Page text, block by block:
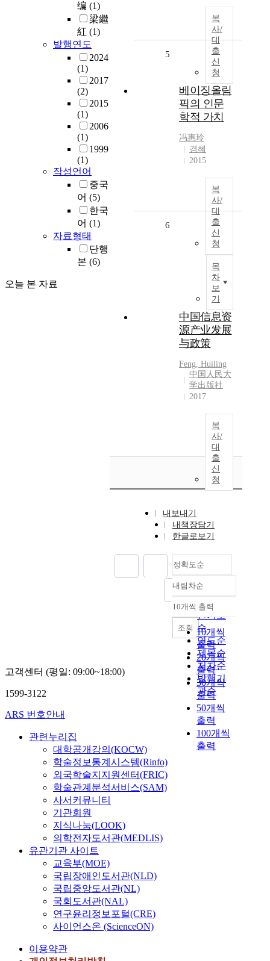
编 (1)
梁繼
紅 (1)
발행연도
2024
(1)
2017
(2)
2015
(1)
2006
(1)
1999
(1)
작성언어
중국
어 (5)
한국
어 (1)
자료형태
단행
본 (6)
오늘 본 자료
복
사/
대
출
신
청
5
베이징올림
픽의 인문
학적 가치
冯惠玲
경혜
2015
복
사/
대
출
신
청
목
차
보
기
6
中国信息资
源产业发展
与政策
Feng, Huiling
中国人民大
学出版社
2017
복
사/
대
출
신
청
내보내기
내책장담기
한글로보기
정확도순
정확도
순
인기도
순
연도순
제목순
저자순
발행기
관순
내림차순
내림차순
10개씩 출력
10개씩
출력
20개씩
출력
30개씩
출력
50개씩
출력
100개씩
출력
조회
고객센터 (평일: 09:00~18:00)
1599-3122
ARS 번호안내
관련누리집
대학공개강의(KOCW)
학술정보통계시스템(Rinfo)
외국학술지지원센터(FRIC)
학술관계분석서비스(SAM)
사서커뮤니티
기관회원
지식나눔(LOOK)
의학전자도서관(MEDLIS)
유관기관 사이트
교육부(MOE)
국립장애인도서관(NLD)
국립중앙도서관(NL)
국회도서관(NAL)
연구윤리정보포털(CRE)
사이언스온 (ScienceON)
이용약관